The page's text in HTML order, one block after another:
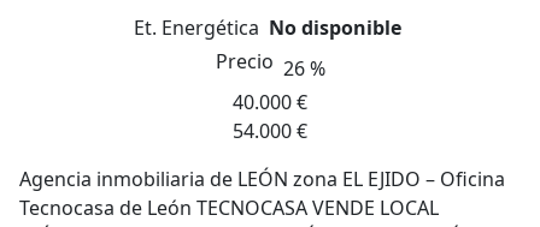
Et. Energética No disponible
Precio 26 %
40.000 €
54.000 €
Agencia inmobiliaria de LEÓN zona EL EJIDO – Oficina
Tecnocasa de León TECNOCASA VENDE LOCAL